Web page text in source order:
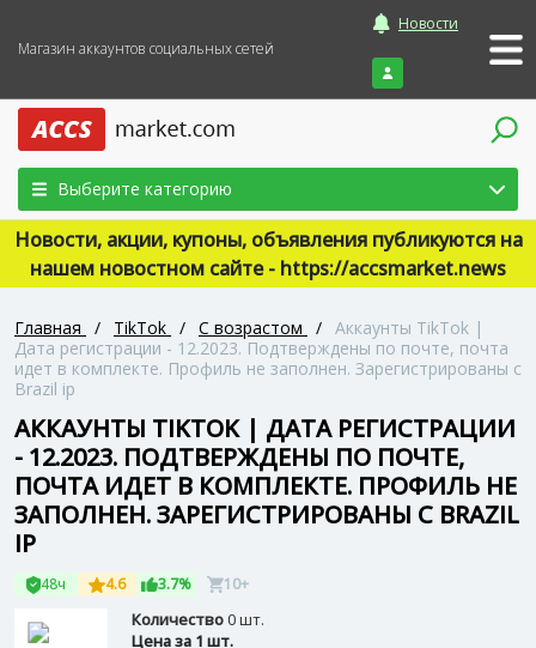
Магазин аккаунтов социальных сетей
Новости
Войти
Выберите категорию
Новости, акции, купоны, объявления публикуются на
нашем новостном сайте - https://accsmarket.news
Главная / TikTok / С возрастом / Аккаунты TikTok |
Дата регистрации - 12.2023. Подтверждены по почте, почта
идет в комплекте. Профиль не заполнен. Зарегистрированы с
Brazil ip
АККАУНТЫ TIKTOK | ДАТА РЕГИСТРАЦИИ
- 12.2023. ПОДТВЕРЖДЕНЫ ПО ПОЧТЕ,
ПОЧТА ИДЕТ В КОМПЛЕКТЕ. ПРОФИЛЬ НЕ
ЗАПОЛНЕН. ЗАРЕГИСТРИРОВАНЫ С BRAZIL
IP
48ч 4.6 3.7% 10+
Количество0 шт.
Цена за 1 шт.